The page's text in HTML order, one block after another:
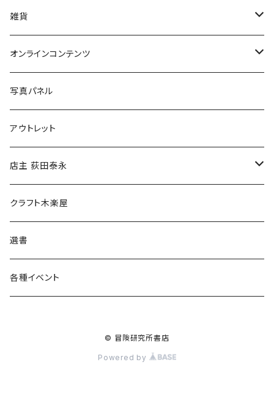
美術
POLEWARDS
Tシャツ
雑貨
バッグ
ブックカバー
マグカップ
傘
食料品
その他
オンラインコンテンツ
冒険クロストーク
写真パネル
アウトレット
店主 荻田泰永
書籍
ウェア
クラフト木楽屋
選書
各種イベント
© 冒険研究所書店
Powered by